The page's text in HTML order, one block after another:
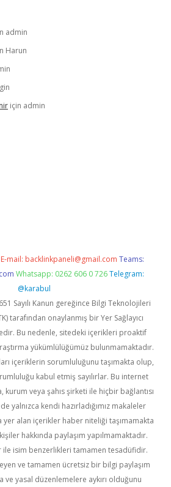
admin
Harun
için admin
E-mail: backlinkpaneli@gmail.com Teams:
Whatsapp: 0262 606 0 726 Telegram:
@karabul
Sayılı Kanun gereğince Bilgi Teknolojileri
tarafından onaylanmış bir Yer Sağlayıcı
Bu nedenle, sitedeki içerikleri proaktif
yükümlülüğümüz bulunmamaktadır.
içeriklerin sorumluluğunu taşımakta olup,
kabul etmiş sayılırlar. Bu internet
veya şahıs şirketi ile hiçbir bağlantısı
yalnızca kendi hazırladığımız makaleler
yer alan içerikler haber niteliği taşımamakta
hakkında paylaşım yapılmamaktadır.
ile isim benzerlikleri tamamen tesadüfidir.
ve tamamen ücretsiz bir bilgi paylaşım
yasal düzenlemelere aykırı olduğunu